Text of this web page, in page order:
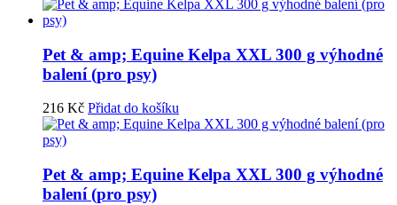
Pet & amp; Equine Kelpa XXL 300 g výhodné
balení (pro psy)
216 Kč Přidat do košíku
Pet & amp; Equine Kelpa XXL 300 g výhodné
balení (pro psy)